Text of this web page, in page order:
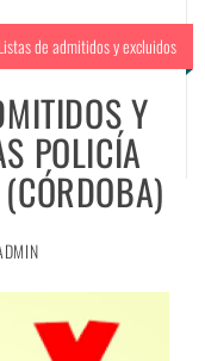
Listas de admitidos y excluidos
Y
POLICÍA